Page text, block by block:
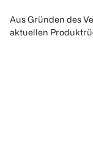
Aus Gründen des
aktuellen